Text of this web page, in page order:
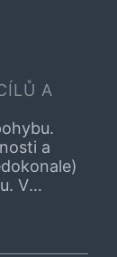
A
a
V